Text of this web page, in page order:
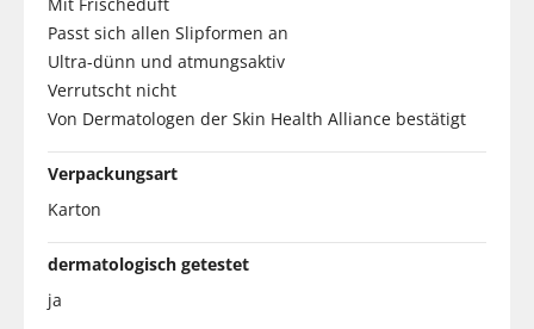
Passt sich allen Slipformen an
Ultra-dünn und atmungsaktiv
Verrutscht nicht
Von Dermatologen der Skin Health Alliance bestätigt
Verpackungsart
Karton
dermatologisch getestet
ja